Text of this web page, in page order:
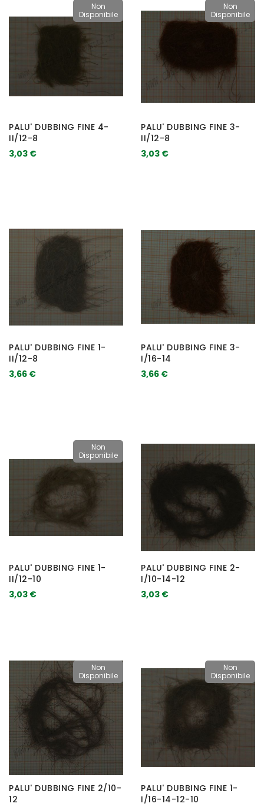
Non
Disponibile
PALU' DUBBING FINE 4-
II/12-8
3,03 €
Non
Disponibile
PALU' DUBBING FINE 3-
II/12-8
3,03 €
PALU' DUBBING FINE 1-
II/12-8
3,66 €
PALU' DUBBING FINE 3-
I/16-14
3,66 €
Non
Disponibile
PALU' DUBBING FINE 1-
II/12-10
3,03 €
PALU' DUBBING FINE 2-
I/10-14-12
3,03 €
Non
Disponibile
PALU' DUBBING FINE 2/10-
12
Non
Disponibile
PALU' DUBBING FINE 1-
I/16-14-12-10